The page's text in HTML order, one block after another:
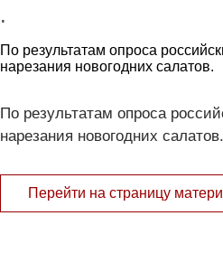
.
По результатам опроса
нарезания новогодних салатов.
По результатам опроса
нарезания новогодних салатов.
Перейти на страницу